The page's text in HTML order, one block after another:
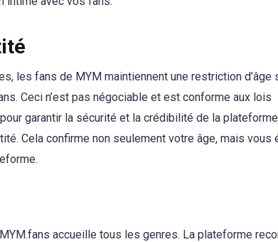
les fans de MYM maintiennent une restriction d’âge
Ceci n’est pas négociable et est conforme aux lois
garantir la sécurité et la crédibilité de la
Cela confirme non seulement votre âge, mais vous
accueille tous les genres. La plateforme